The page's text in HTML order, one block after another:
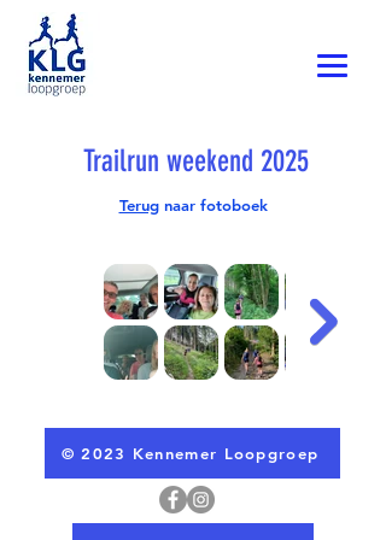
Trailrun weekend 2025
Terugnaar fotoboek
© 2023 Kennemer Loopgroep